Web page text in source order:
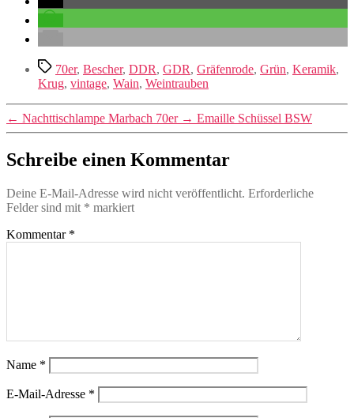
Schlagwörter
70er, Bescher, DDR, GDR, Gräfenrode, Grün, Keramik,
Krug, vintage, Wain, Weintrauben
← Nachttischlampe Marbach 70er → Emaille Schüssel BSW
Schreibe einen Kommentar
Deine E-Mail-Adresse wird nicht veröffentlicht. Erforderliche
Felder sind mit * markiert
Kommentar *
Name *
E-Mail-Adresse *